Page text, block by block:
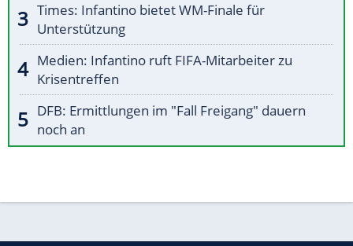
Times: Infantino bietet WM-Finale für
Unterstützung
Medien: Infantino ruft FIFA-Mitarbeiter zu
Krisentreffen
DFB: Ermittlungen im "Fall Freigang" dauern
noch an